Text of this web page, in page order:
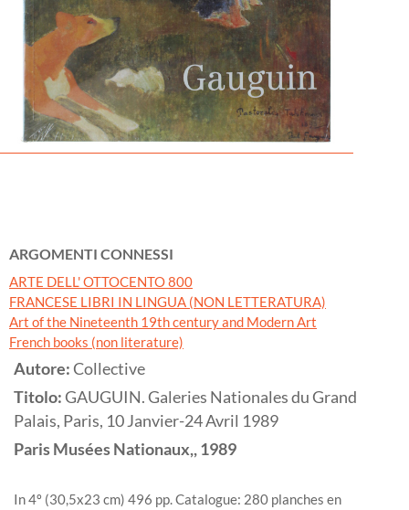
ARGOMENTI CONNESSI
ARTE DELL' OTTOCENTO 800
FRANCESE LIBRI IN LINGUA (NON LETTERATURA)
Art of the Nineteenth 19th century and Modern Art
French books (non literature)
Autore:Collective
Titolo:GAUGUIN. Galeries Nationales du Grand
Palais, Paris, 10 Janvier-24 Avril 1989
ParisMusées Nationaux,,1989
In 4º (30,5x23 cm) 496 pp. Catalogue: 280 planches en